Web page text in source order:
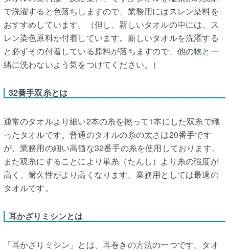
で洗濯すると色落ちしますので、業務用にはスレン染料を
おすすめしています。（但し、新しいタオルの中には、ス
レン染色原料が付着しています。新しいタオルを洗濯する
と必ずその付着している原料が落ちますので、他の物と一
緒に洗わないよう気をつけてください。）
32番手双糸とは
通常のタオルより細い2本の糸を撚って1本にした双糸で織
ったタオルです。普通のタオルの糸の太さは20番手です
が、業務用の細い高価な32番手の糸を使用しております。
また双糸にすることにより単糸（たんし）より糸の強度が
高く、耐久性がより高くなります。業務用としては最適の
タオルです。
耳かざりミシンとは
「耳かざりミシン」とは、耳巻きの方法の一つです。タオ